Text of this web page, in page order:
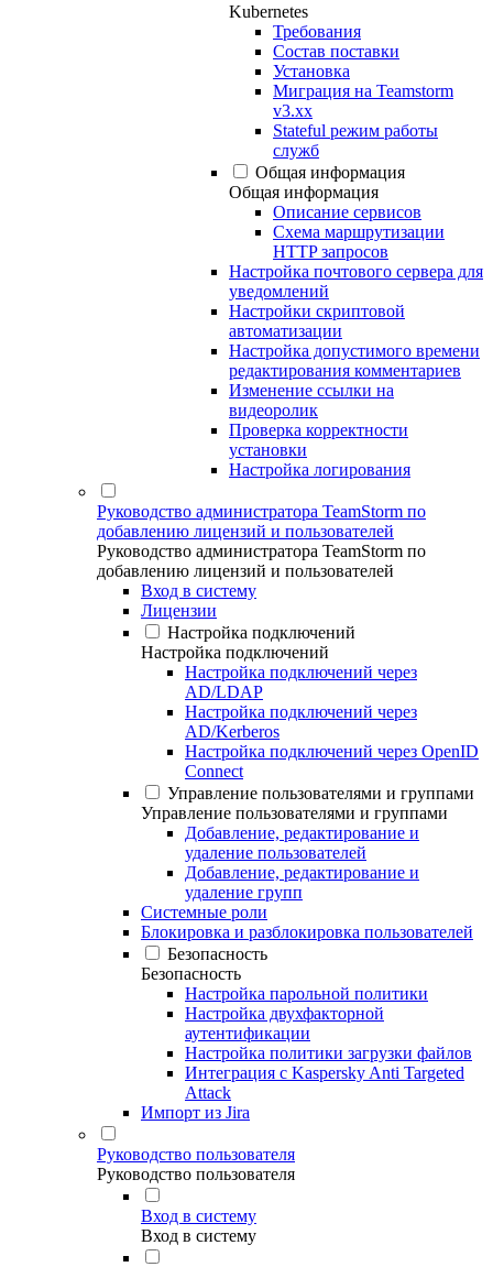
Kubernetes
Требования
Состав поставки
Установка
Миграция на Teamstorm
v3.xx
Stateful режим работы
служб
Общая информация
Общая информация
Описание сервисов
Схема маршрутизации
HTTP запросов
Настройка почтового сервера для
уведомлений
Настройки скриптовой
автоматизации
Настройка допустимого времени
редактирования комментариев
Изменение ссылки на
видеоролик
Проверка корректности
установки
Настройка логирования
Руководство администратора TeamStorm по
добавлению лицензий и пользователей
Руководство администратора TeamStorm по
добавлению лицензий и пользователей
Вход в систему
Лицензии
Настройка подключений
Настройка подключений
Настройка подключений через
AD/LDAP
Настройка подключений через
AD/Kerberos
Настройка подключений через OpenID
Connect
Управление пользователями и группами
Управление пользователями и группами
Добавление, редактирование и
удаление пользователей
Добавление, редактирование и
удаление групп
Системные роли
Блокировка и разблокировка пользователей
Безопасность
Безопасность
Настройка парольной политики
Настройка двухфакторной
аутентификации
Настройка политики загрузки файлов
Интеграция с Kaspersky Anti Targeted
Attack
Импорт из Jira
Руководство пользователя
Руководство пользователя
Вход в систему
Вход в систему